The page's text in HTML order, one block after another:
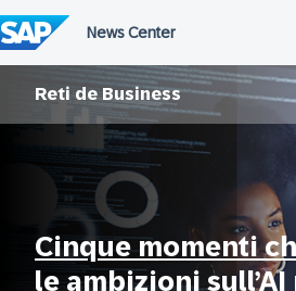
al
contenuto
Reti de Business
Cinque momenti
le ambizioni sull’AI